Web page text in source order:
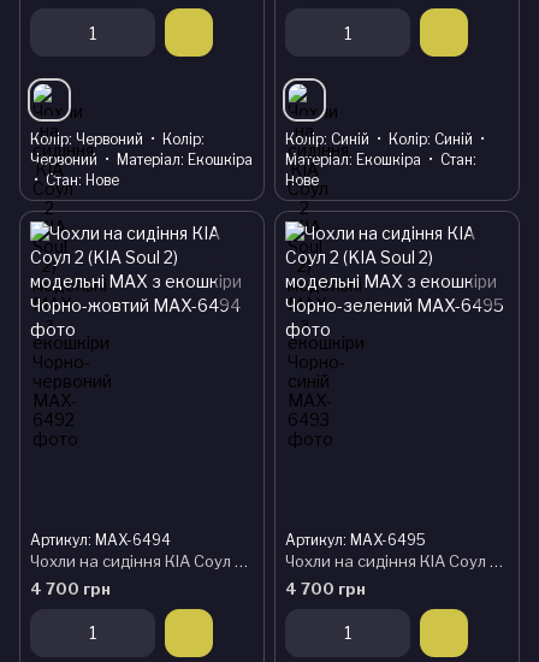
Колір Червоний
Колір
Червоний
Матеріал Екошкіра
Стан Нове
Колір Синій Колір Синій
Матеріал Екошкіра
Стан
Нове
Артикул: MAX-6494
Чохли на сидіння КІА Соул 2 (KIA Soul 2) модельні MAX з екошкіри Чорно-жовтий
4 700 грн
Артикул: MAX-6495
Чохли на сидіння КІА Соул 2 (KIA Soul 2) модельні MAX з екошкіри Чорно-зелений
4 700 грн